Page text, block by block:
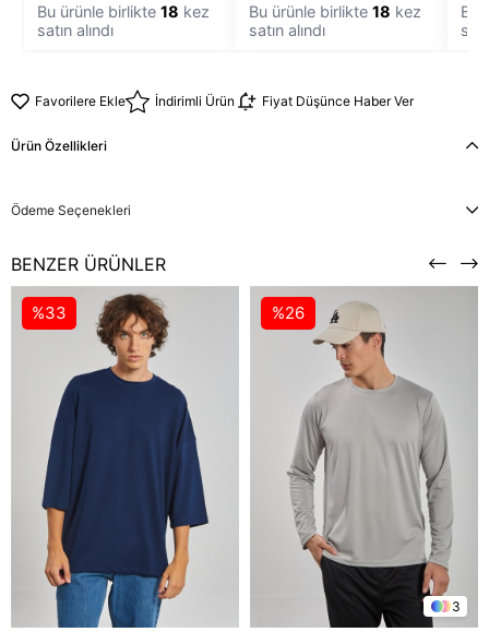
Bu ürünle birlikte 18 kez
satın alındı
Bu ürünle birlikte 18 kez
satın alındı
Bu
Favorilere Ekle İndirimli Ürün Fiyat Düşünce Haber Ver
Ürün Özellikleri
Ödeme Seçenekleri
BENZER ÜRÜNLER
%33
3
%26